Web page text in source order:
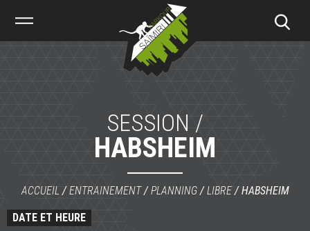
Parkour
SESSION /
HABSHEIM
ACCUEIL /ENTRAINEMENT/PLANNING/LIBRE/HABSHEIM
DATE ET HEURE